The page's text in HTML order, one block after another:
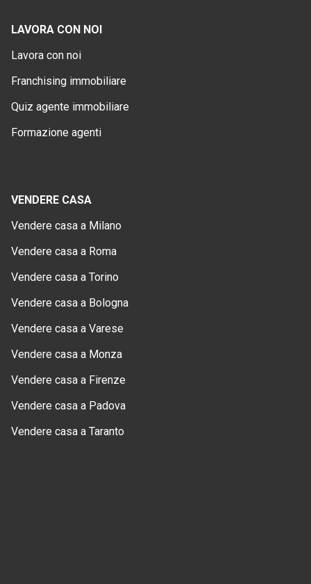
LAVORA CON NOI
Lavora con noi
Franchising immobiliare
Quiz agente immobiliare
Formazione agenti
VENDERE CASA
Vendere casa a Milano
Vendere casa a Roma
Vendere casa a Torino
Vendere casa a Bologna
Vendere casa a Varese
Vendere casa a Monza
Vendere casa a Firenze
Vendere casa a Padova
Vendere casa a Taranto